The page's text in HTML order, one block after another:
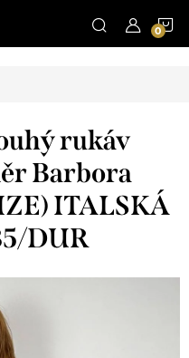
rukáv
Barbora
ITALSKÁ
DUR